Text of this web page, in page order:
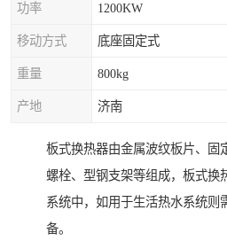
功率 1200KW
移动方式 底座固定式
重量 800kg
产地 济南
板式换热器由金属波纹板片、固
螺栓、型钢支架等组成，板式换
系统中，如用于生活热水系统则
备。